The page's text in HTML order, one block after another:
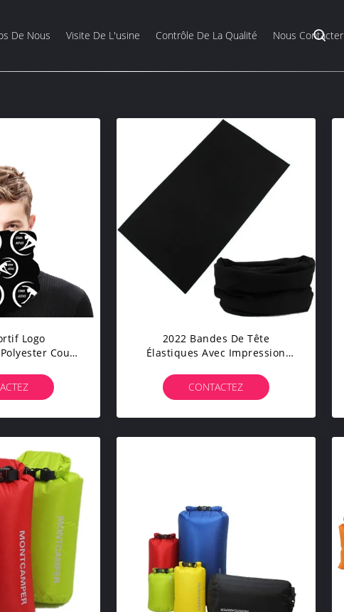
De Nous Visite De L'usine Contrôle De La Qualité Nous Contacter
Logo
Cou
2022 Bandes De Tête
Élastiques Avec Impression
Multifonctionnelle Sans
Couture
CONTACTEZ